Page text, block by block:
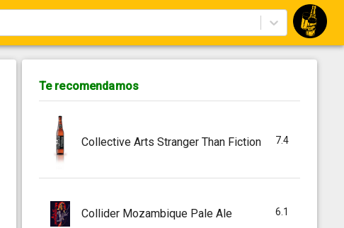
Te recomendamos
Collective Arts Stranger Than Fiction 7.4
Collider Mozambique Pale Ale 6.1